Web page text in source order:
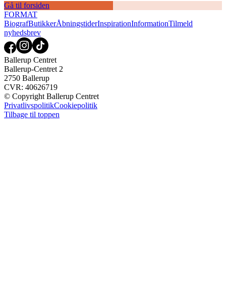
Gå til forsiden
FORMAT
BiografButikkerÅbningstiderInspirationInformationTilmeld
nyhedsbrev
Ballerup Centret
Ballerup-Centret 2
2750 Ballerup
CVR: 40626719
© Copyright Ballerup Centret
PrivatlivspolitikCookiepolitik
Tilbage til toppen